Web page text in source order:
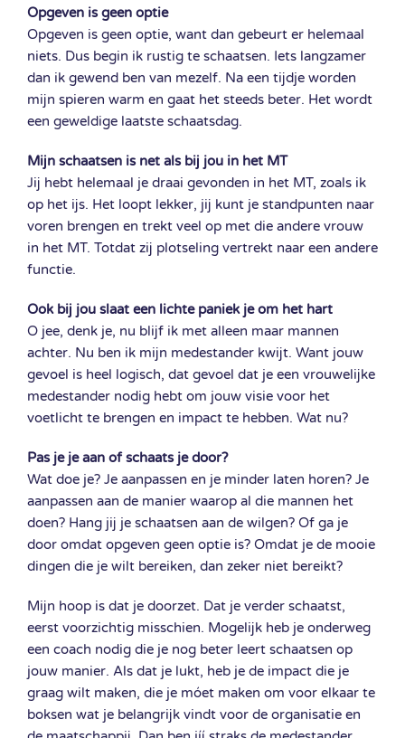
Opgeven is geen optie
Opgeven is geen optie, want dan gebeurt er helemaal
niets. Dus begin ik rustig te schaatsen. Iets langzamer
dan ik gewend ben van mezelf. Na een tijdje worden
mijn spieren warm en gaat het steeds beter. Het wordt
een geweldige laatste schaatsdag.
Mijn schaatsen is net als bij jou in het MT
Jij hebt helemaal je draai gevonden in het MT, zoals ik
op het ijs. Het loopt lekker, jij kunt je standpunten naar
voren brengen en trekt veel op met die andere vrouw
in het MT. Totdat zij plotseling vertrekt naar een andere
functie.
Ook bij jou slaat een lichte paniek je om het hart
O jee, denk je, nu blijf ik met alleen maar mannen
achter. Nu ben ik mijn medestander kwijt. Want jouw
gevoel is heel logisch, dat gevoel dat je een vrouwelijke
medestander nodig hebt om jouw visie voor het
voetlicht te brengen en impact te hebben. Wat nu?
Pas je je aan of schaats je door?
Wat doe je? Je aanpassen en je minder laten horen? Je
aanpassen aan de manier waarop al die mannen het
doen? Hang jij je schaatsen aan de wilgen? Of ga je
door omdat opgeven geen optie is? Omdat je de mooie
dingen die je wilt bereiken, dan zeker niet bereikt?
Mijn hoop is dat je doorzet. Dat je verder schaatst,
eerst voorzichtig misschien. Mogelijk heb je onderweg
een coach nodig die je nog beter leert schaatsen op
jouw manier. Als dat je lukt, heb je de impact die je
graag wilt maken, die je móet maken om voor elkaar te
boksen wat je belangrijk vindt voor de organisatie en